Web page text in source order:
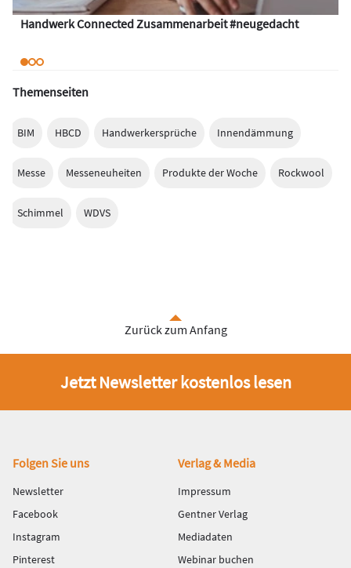
Handwerk Connected Zusammenarbeit #neugedacht
Themenseiten
BIM HBCD Handwerkersprüche Innendämmung
Messe Messeneuheiten Produkte der Woche Rockwool
Schimmel WDVS
Zurück zum Anfang
Jetzt Newsletter kostenlos lesen
Fußbereich
Folgen Sie uns
Newsletter
Facebook
Instagram
Pinterest
Verlag & Media
Impressum
Gentner Verlag
Mediadaten
Webinar buchen